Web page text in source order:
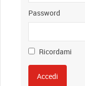
Password
Ricordami